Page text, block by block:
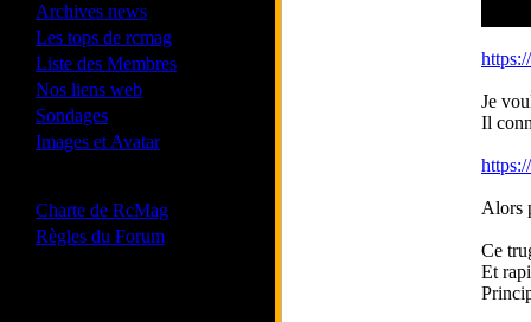
Archives news
Les tops de rcmag
Liste des Membres
Nos liens web
Sondages
Images et Avatar
Charte de RcMag
Règles du Forum
Je
Il
Alors
Ce
Et